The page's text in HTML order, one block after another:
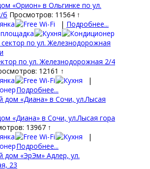
«Орион» в Ольгинке по ул.
б Просмотров: 11564 ↑
| Подробнее...
по ул. Железнодорожная 2/4
12161 ↑
|
Подробнее...
«Диана» в Сочи, ул.Лысая гора
13967 ↑
|
Подробнее...